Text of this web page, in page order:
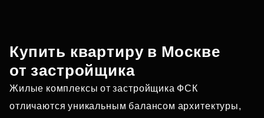
Купить квартиру в Москве
от застройщика
Жилые комплексы от застройщика ФСК
отличаются уникальным балансом архитектуры,